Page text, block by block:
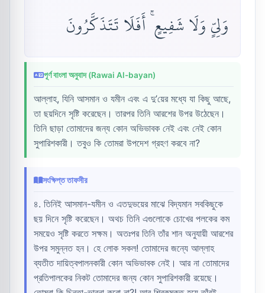
وَلِىٍّ وَلَا شَفِيعٍ ۚ أَفَلَا تَتَذَكَّرُونَ
পূর্ণ বাংলা অনুবাদ (Rawai Al-bayan)
আল্লাহ, যিনি আসমান ও যমীন এবং এ দু’য়ের মধ্যে যা কিছু আছে,
তা ছয়দিনে সৃষ্টি করেছেন। তারপর তিনি আরশের উপর উঠেছেন।
তিনি ছাড়া তোমাদের জন্য কোন অভিভাবক নেই এবং নেই কোন
সুপারিশকারী। তবুও কি তোমরা উপদেশ গ্রহণ করবে না?
সংক্ষিপ্ত তাফসীর
৪. তিনিই আসমান-যমীন ও এতদুভয়ের মাঝে বিদ্যমান সবকিছুকে
ছয় দিনে সৃষ্টি করেছেন। অথচ তিনি এগুলোকে চোখের পলকের কম
সময়েও সৃষ্টি করতে সক্ষম। অতঃপর তিনি তাঁর শান অনুযায়ী আরশের
উপর সমুন্নত হন। হে লোক সকল! তোমাদের জন্যে আল্লাহ
ব্যতীত দায়িত্বপালনকারী কোন অভিভাবক নেই। আর না তোমাদের
প্রতিপালকের নিকট তোমাদের জন্য কোন সুপারিশকারী রয়েছে।